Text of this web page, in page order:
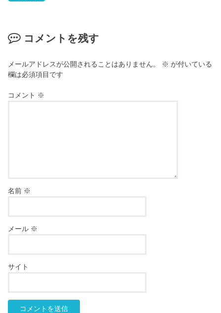
コメントを残す
メールアドレスが公開されることはありません。 ※ が付いている
欄は必須項目です
コメント ※
名前 ※
メール ※
サイト